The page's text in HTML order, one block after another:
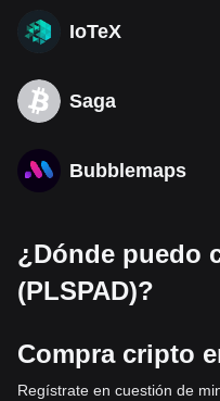
IoTeX
Saga
Bubblemaps
¿Dónde puedo
(PLSPAD)?
Compra cripto
Regístrate en cuestión de